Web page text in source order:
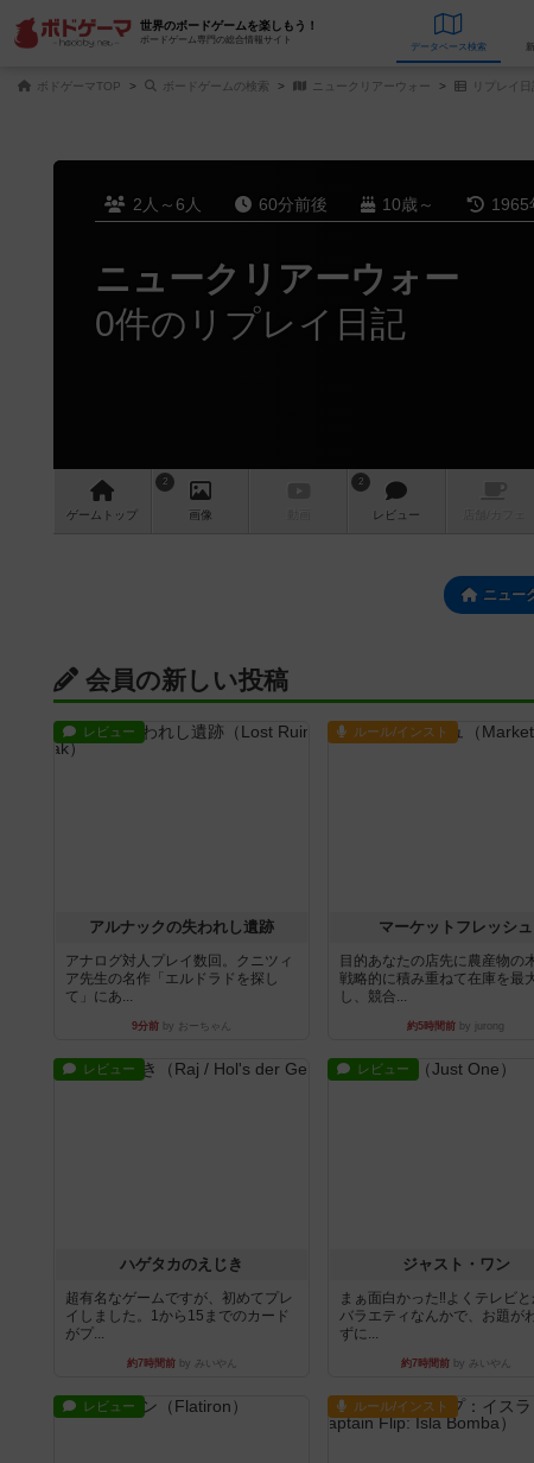
世界のボードゲームを楽しもう！
ボードゲーム専門の総合情報サイト
データベース 検
ボドゲーマTOP ボードゲームの検索 ニュークリアーウォー リプレイ日
2人～6人 60分前後 10歳～ 1965
ニュークリアーウォー
0件のリプレイ日記
ゲーム トップ
2
画像
2
レビュー
ニュー
会員の新しい投稿
レビュー
アルナックの失われし遺跡
アナログ対人プレイ数回。クニツィ
ア先生の名作「エルドラドを探し
て」にあ...
9分前 by おーちゃん
ルール/インスト
マーケットフレッシュ
目的あなたの店先に農産物の
戦略的に積み重ねて在庫を最
し、競合...
約5時間前 by jurong
レビュー
ハゲタカのえじき
超有名なゲームですが、初めてプレ
イしました。1から15までのカード
がプ...
約7時間前by みいやん
レビュー
ジャスト・ワン
まぁ面白かった‼️よくテレビ
バラエティなんかで、お題が
ずに...
約7時間前by みいやん
レビュー ルール/インスト